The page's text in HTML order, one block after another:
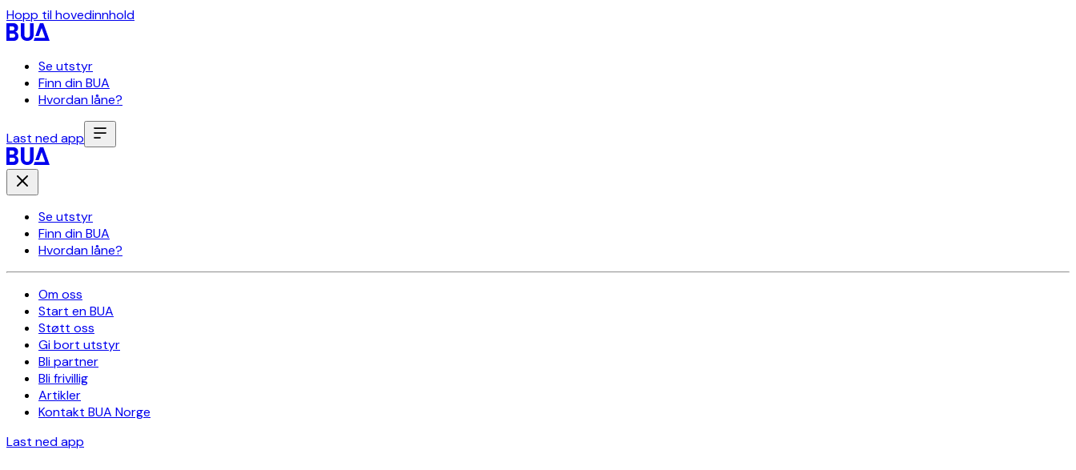
Hopp til hovedinnhold
Se utstyr
Finn din BUA
Hvordan låne?
Last ned app
Se utstyr
Finn din BUA
Hvordan låne?
Om oss
Start en BUA
Støtt oss
Gi bort utstyr
Bli partner
Bli frivillig
Artikler
Kontakt BUA Norge
Last ned app